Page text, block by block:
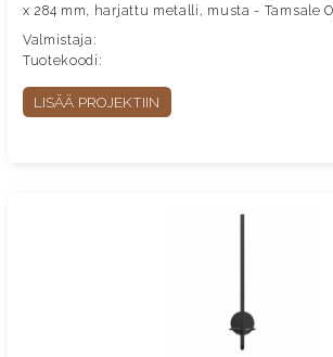
x 284 mm, harjattu metalli, musta - Tamsale
Valmistaja:
Tuotekoodi:
LISÄÄ PROJEKTIIN